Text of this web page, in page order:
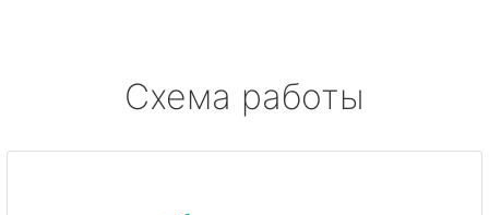
Схема работы